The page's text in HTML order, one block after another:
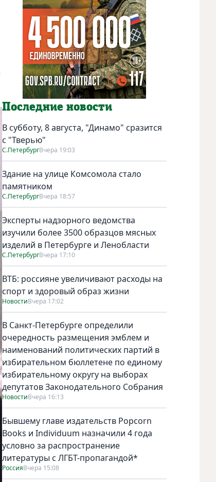
Последние новости
В субботу, 8 августа, "Динамо" сразится
с "Тверью"
С.ПетербургВчера 19:03
Здание на улице Комсомола стало
памятником
С.ПетербургВчера 18:57
Эксперты надзорного ведомства
изучили более 3500 образцов мясных
изделий в Петербурге и Ленобласти
С.ПетербургВчера 17:10
ВТБ: россияне увеличивают расходы на
спорт и здоровый образ жизни
НовостиВчера 17:02
В Санкт-Петербурге определили
очередность размещения эмблем и
наименований политических партий в
избирательном бюллетене по единому
избирательному округу на выборах
депутатов Законодательного Собрания
НовостиВчера 16:13
Бывшему главе издательств Popcorn
Books и Individuum назначили 4 года
условно за распространение
литературы с ЛГБТ-пропагандой*
РоссияВчера 15:08